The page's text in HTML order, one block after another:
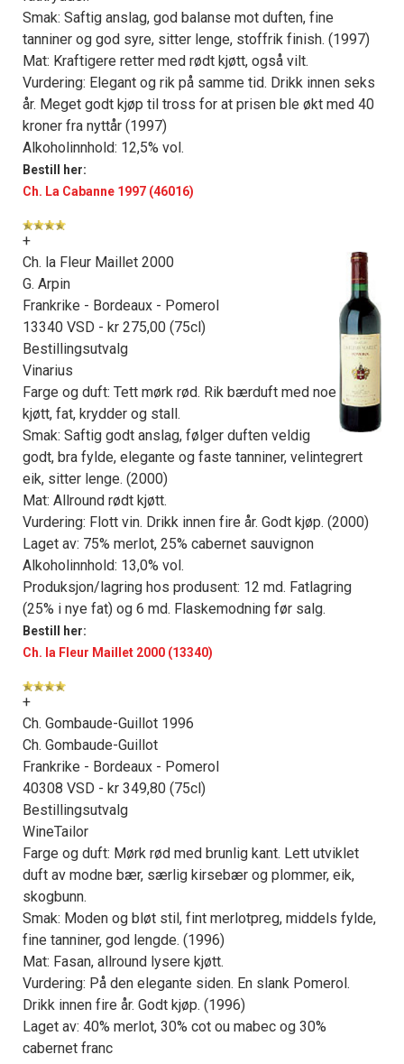
Smak: Saftig anslag, god balanse mot duften, fine
tanniner og god syre, sitter lenge, stoffrik finish. (1997)
Mat: Kraftigere retter med rødt kjøtt, også vilt.
Vurdering: Elegant og rik på samme tid. Drikk innen seks
år. Meget godt kjøp til tross for at prisen ble økt med 40
kroner fra nyttår (1997)
Alkoholinnhold: 12,5% vol.
Bestill her:
Ch. La Cabanne 1997 (46016)
+
Ch. la Fleur Maillet 2000
G. Arpin
Frankrike - Bordeaux - Pomerol
13340 VSD - kr 275,00 (75cl)
Bestillingsutvalg
Vinarius
Farge og duft: Tett mørk rød. Rik bærduft med noe
kjøtt, fat, krydder og stall.
Smak: Saftig godt anslag, følger duften veldig
godt, bra fylde, elegante og faste tanniner, velintegrert
eik, sitter lenge. (2000)
Mat: Allround rødt kjøtt.
Vurdering: Flott vin. Drikk innen fire år. Godt kjøp. (2000)
Laget av: 75% merlot, 25% cabernet sauvignon
Alkoholinnhold: 13,0% vol.
Produksjon/lagring hos produsent: 12 md. Fatlagring
(25% i nye fat) og 6 md. Flaskemodning før salg.
Bestill her:
Ch. la Fleur Maillet 2000 (13340)
+
Ch. Gombaude-Guillot 1996
Ch. Gombaude-Guillot
Frankrike - Bordeaux - Pomerol
40308 VSD - kr 349,80 (75cl)
Bestillingsutvalg
WineTailor
Farge og duft: Mørk rød med brunlig kant. Lett utviklet
duft av modne bær, særlig kirsebær og plommer, eik,
skogbunn.
Smak: Moden og bløt stil, fint merlotpreg, middels fylde,
fine tanniner, god lengde. (1996)
Mat: Fasan, allround lysere kjøtt.
Vurdering: På den elegante siden. En slank Pomerol.
Drikk innen fire år. Godt kjøp. (1996)
Laget av: 40% merlot, 30% cot ou mabec og 30%
cabernet franc